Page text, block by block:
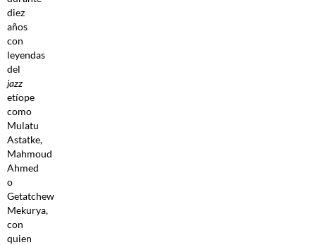
diez
años
con
leyendas
del
jazz
etíope
como
Mulatu
Astatke,
Mahmoud
Ahmed
o
Getatchew
Mekurya,
con
quien